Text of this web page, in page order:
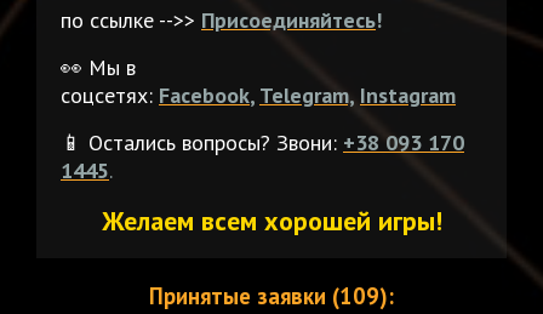
по ссылке -->> Присоединяйтесь!
👀 Мы в
соцсетях: Facebook, Telegram, Instagram
📱 Остались вопросы? Звони: +38 093 170
1445.
Желаем всем хорошей игры!
Принятые заявки (109):